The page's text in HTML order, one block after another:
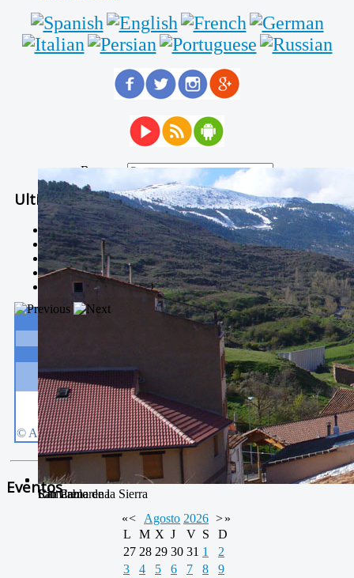
Buscar...
Río Camarena
San Pablo
Camarena de la Sierra
Ultimas Noticias
Solidaria carrera - 7 TÉRMINOS XTREM
Temporal de Febrero
Nevada Enero 2018
La estación de esquí de Javalambre abrirán este sábado
Larga vida a las escuelas
Eventos
«< Agosto 2026 >»
L
M X J V S
D
27 28 29 30 31 1
2
3
4 5 6 7 8
9